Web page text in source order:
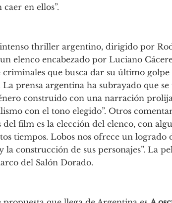
en ellos”.
thriller argentino, dirigido por
elenco encabezado por Luciano
que busca dar su último golpe
prensa argentina ha subrayado que
construido con una narración
con el tono elegido”. Otros
del film es la elección del elenco, con
tiempos. Lobos nos ofrece un
la construcción de sus personajes”. La
del Salón Dorado.